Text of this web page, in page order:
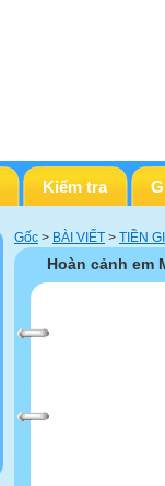
Kiểm tra
Gốc > BÀI VIẾT > TIỀN
Hoàn cảnh em